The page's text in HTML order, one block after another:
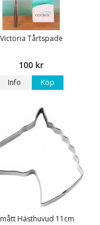
Victoria Tårtspade
100 kr
Info Köp
Hästhuvud 11cm